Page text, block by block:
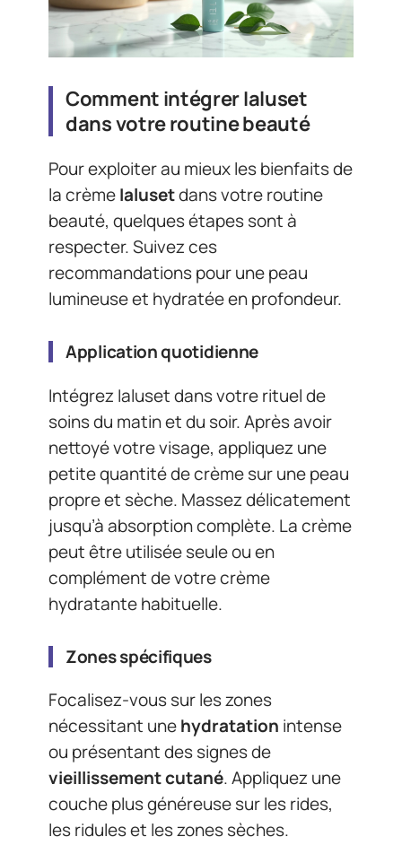
Comment intégrer Ialuset
dans votre routine beauté
Pour exploiter au mieux les bienfaits de
la crèmeIalusetdans votre routine
beauté, quelques étapes sont à
respecter. Suivez ces
recommandations pour une peau
lumineuse et hydratée en profondeur.
Application quotidienne
Intégrez Ialuset dans votre rituel de
soins du matin et du soir. Après avoir
nettoyé votre visage, appliquez une
petite quantité de crème sur une peau
propre et sèche. Massez délicatement
jusqu’à absorption complète. La crème
peut être utilisée seule ou en
complément de votre crème
hydratante habituelle.
Zones spécifiques
Focalisez-vous sur les zones
nécessitant unehydratation intense
ou présentant des signes de
vieillissement cutané. Appliquez une
couche plus généreuse sur les rides,
les ridules et les zones sèches.